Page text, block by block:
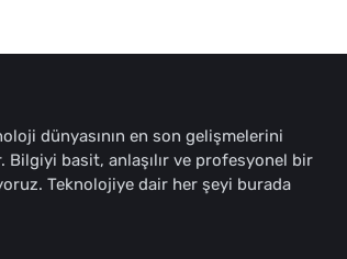
dünyasının en son gelişmelerini
basit, anlaşılır ve profesyonel bir
Teknolojiye dair her şeyi burada